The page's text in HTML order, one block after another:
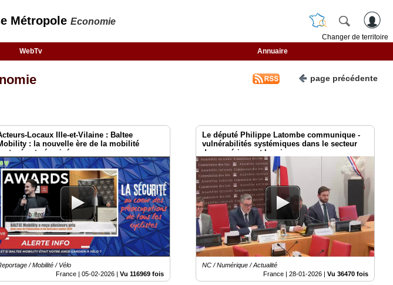
Métropole Economie
Changer de territoire
WebTv Annuaire
page précédente
Locaux Ille-et-Vilaine : Baltee
: la nouvelle ère de la mobilité
partagée et sécurisé
/ Mobilité / Vélo
France | 05-02-2026| Vu 116969 fois
Le député Philippe Latombe communique -
vulnérabilités systémiques dans le secteur
du numérique et les risques pour
l'indépendance de la France.
NC / Numérique / Actualité
France |28-01-2026 |Vu 36470 fois